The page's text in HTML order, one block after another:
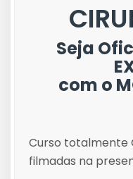
Seja
com o
Curso totalmente
filmadas na